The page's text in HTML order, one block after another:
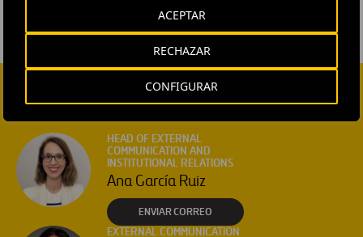
CONFIGURAR
RECHAZAR
ACEPTAR
HEAD OF EXTERNAL
COMMUNICATION AND
INSTITUTIONAL RELATIONS
Ana García Ruiz
ENVIAR CORREO
EXTERNAL COMMUNICATION